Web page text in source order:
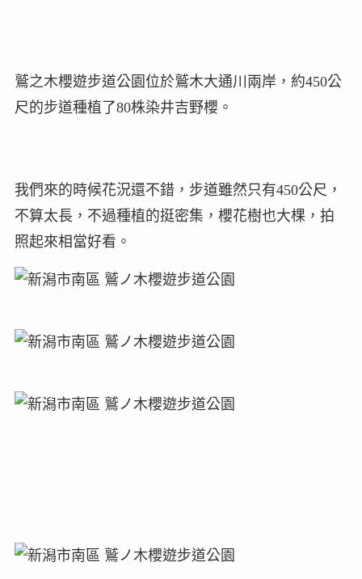
鷲之木櫻遊步道公園位於鷲木大通川兩岸，約450公
尺的步道種植了80株染井吉野櫻。
我們來的時候花況還不錯，步道雖然只有450公尺，
不算太長，不過種植的挺密集，櫻花樹也大棵，拍
照起來相當好看。